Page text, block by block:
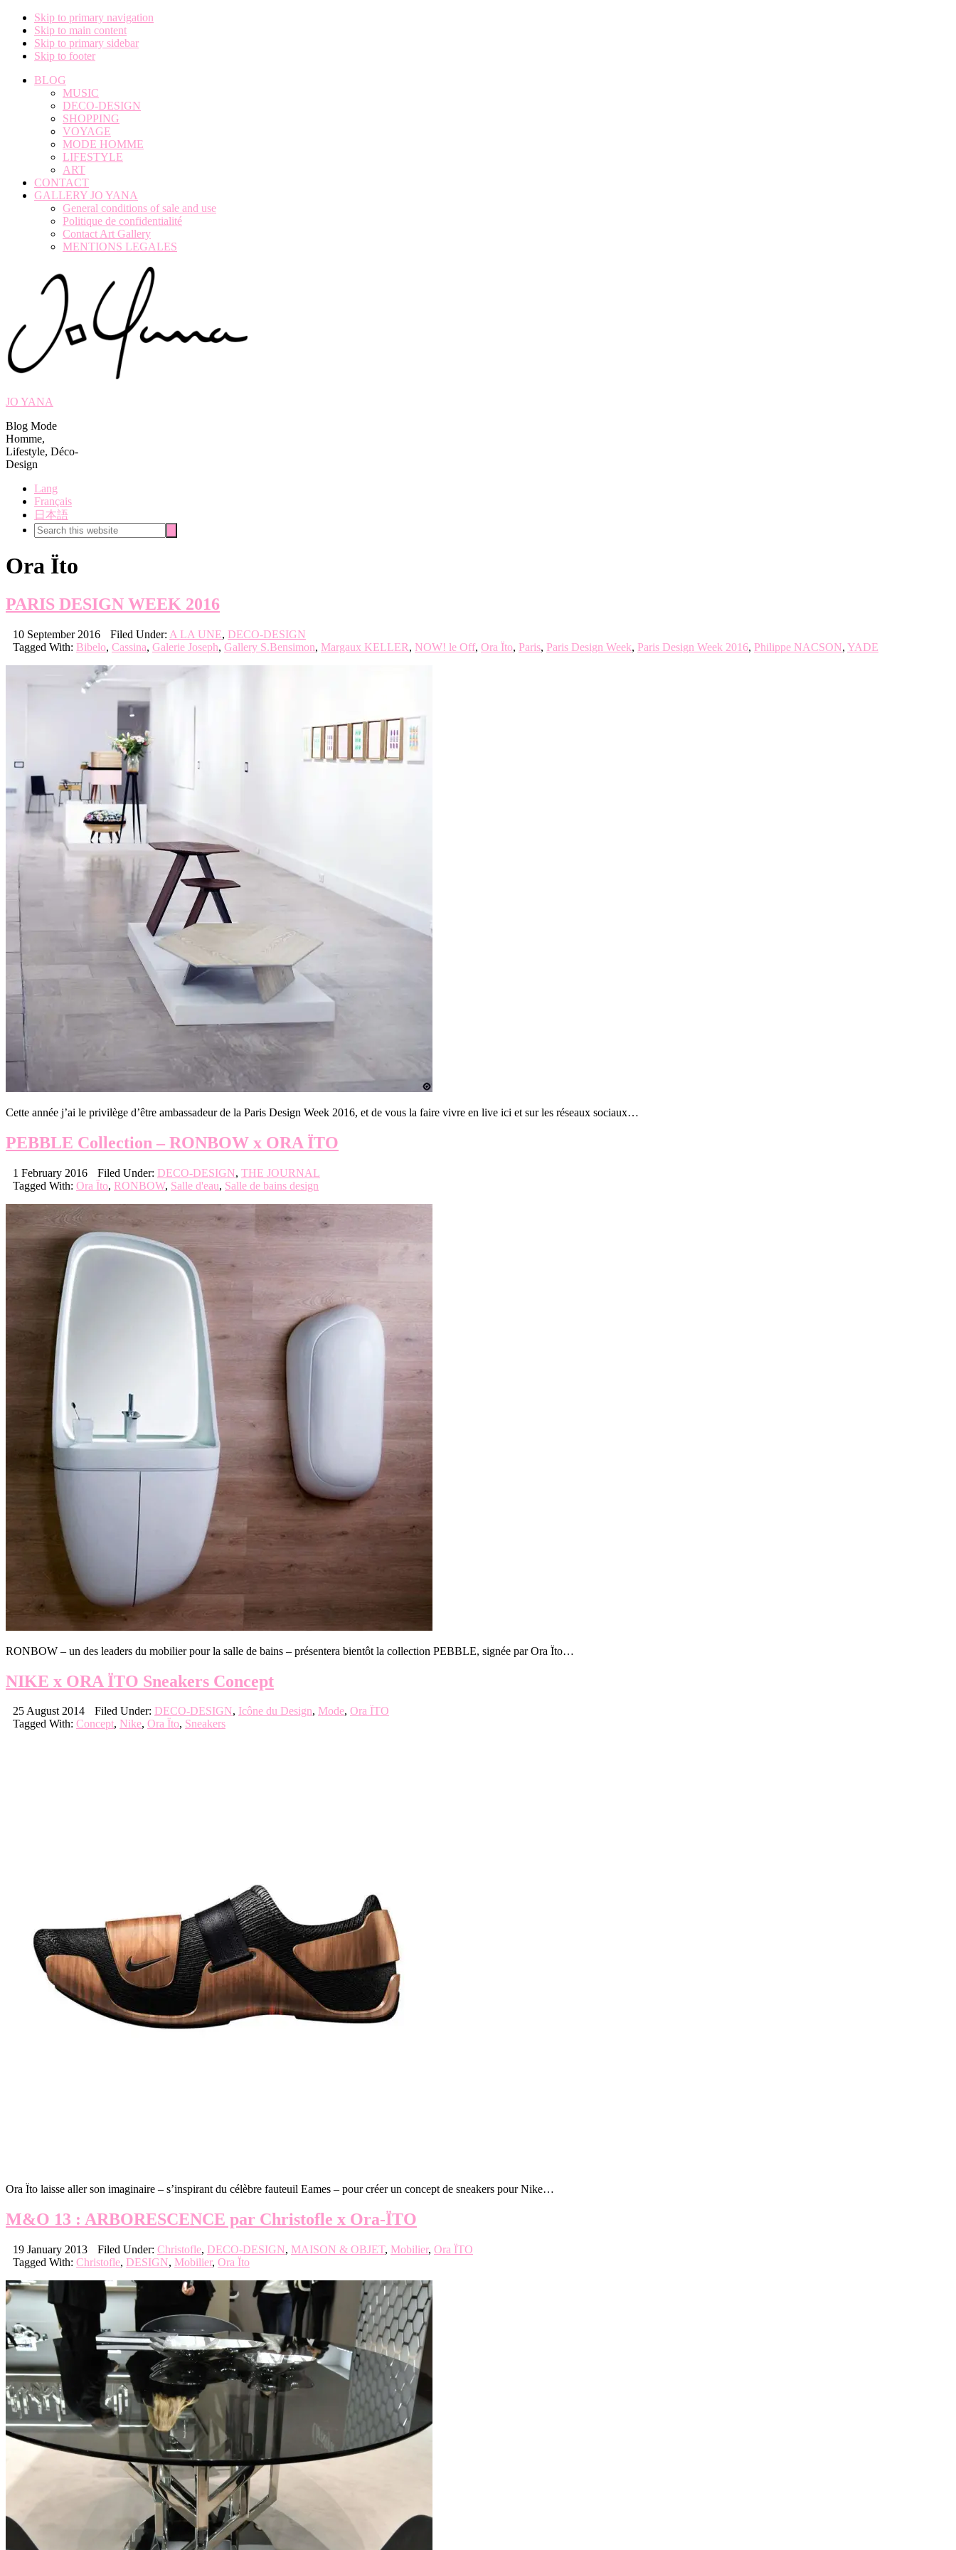
Skip to primary navigation
Skip to main content
Skip to primary sidebar
Skip to footer
BLOG
MUSIC
DECO-DESIGN
SHOPPING
VOYAGE
MODE HOMME
LIFESTYLE
ART
CONTACT
GALLERY JO YANA
General conditions of sale and use
Politique de confidentialité
Contact Art Gallery
MENTIONS LEGALES
JO YANA
Blog Mode
Homme,
Lifestyle, Déco-
Design
Lang
Français
日本語
Search
this
website
Ora Ïto
PARIS DESIGN WEEK 2016
10 September 2016 Filed Under: A LA UNE, DECO-DESIGN
Tagged With: Bibelo, Cassina, Galerie Joseph, Gallery S.Bensimon, Margaux KELLER, NOW! le Off, Ora Ïto, Paris, Paris Design Week, Paris Design Week 2016, Philippe NACSON, YADE
Cette année j’ai le privilège d’être ambassadeur de la Paris Design Week 2016, et de vous la faire vivre en live ici et sur les réseaux sociaux…
PEBBLE Collection – RONBOW x ORA ÏTO
1 February 2016 Filed Under: DECO-DESIGN, THE JOURNAL
Tagged With: Ora Ïto, RONBOW, Salle d'eau, Salle de bains design
RONBOW – un des leaders du mobilier pour la salle de bains – présentera bientôt la collection PEBBLE, signée par Ora Ïto…
NIKE x ORA ÏTO Sneakers Concept
25 August 2014 Filed Under: DECO-DESIGN, Icône du Design, Mode, Ora ÏTO
Tagged With: Concept, Nike, Ora Ïto, Sneakers
Ora Ïto laisse aller son imaginaire – s’inspirant du célèbre fauteuil Eames – pour créer un concept de sneakers pour Nike…
M&O 13 : ARBORESCENCE par Christofle x Ora-ÏTO
19 January 2013 Filed Under: Christofle, DECO-DESIGN, MAISON & OBJET, Mobilier, Ora ÏTO
Tagged With: Christofle, DESIGN, Mobilier, Ora Ïto